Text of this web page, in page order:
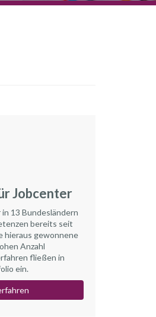
Jobcenter
13 Bundesländern
bereits seit
hieraus gewonnene
Anzahl
fließen in
ein.